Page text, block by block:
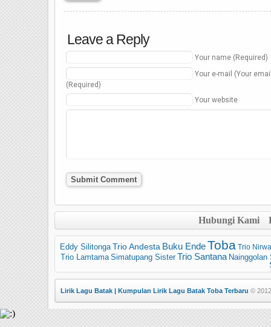
Leave a Reply
Your name (Required)
Your e-mail (Your
(Required)
Your website
Hubungi Kami
Eddy Silitonga Trio Andesta Buku EndeToba Trio
Trio Lamtama Simatupang Sister Trio Santana Nainggolan
Lirik Lagu Batak | Kumpulan Lirik Lagu Batak Toba Terbaru ©